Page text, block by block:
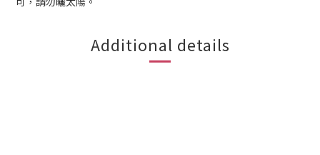
Additional details